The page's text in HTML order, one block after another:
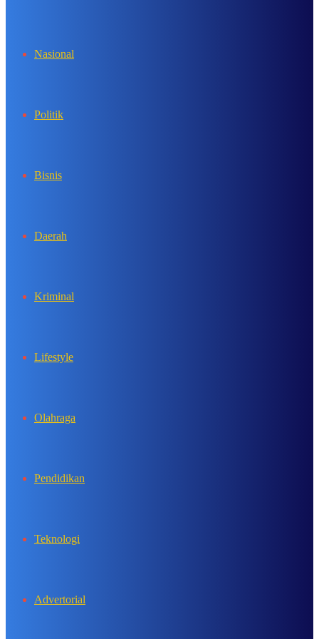
Nasional
Politik
Bisnis
Daerah
Kriminal
Lifestyle
Olahraga
Pendidikan
Teknologi
Advertorial